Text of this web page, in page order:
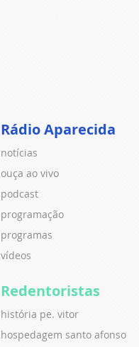
Rádio Aparecida
notícias
ouça ao vivo
podcast
programação
programas
vídeos
Redentoristas
história pe. vitor
hospedagem santo afonso